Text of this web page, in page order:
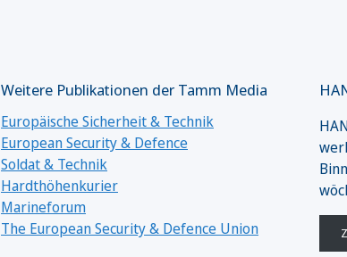
Weitere Publikationen der Tamm Media
Europäische Sicherheit & Technik
European Security & Defence
Soldat & Technik
Hardthöhenkurier
Marineforum
The European Security & Defence Union